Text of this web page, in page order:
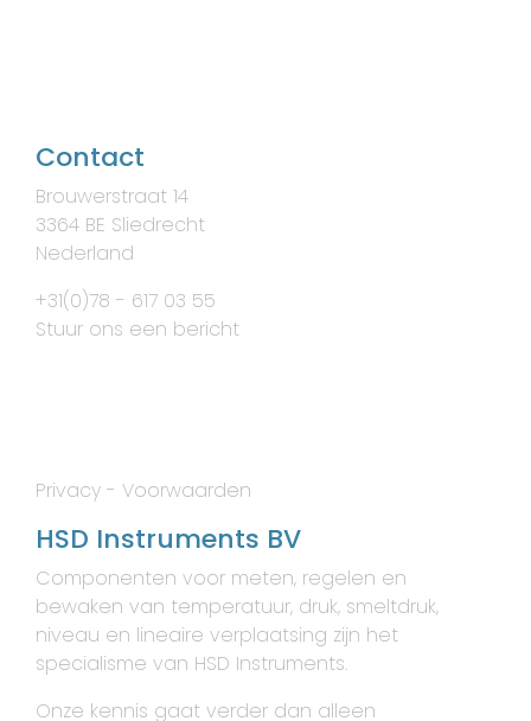
Contact
Brouwerstraat 14
3364 BE Sliedrecht
Nederland
+31(0)78 - 617 03 55
Stuur ons een bericht
Privacy - Voorwaarden
HSD Instruments BV
Componenten voor meten, regelen en
bewaken van temperatuur, druk, smeltdruk,
niveau en lineaire verplaatsing zijn het
specialisme van HSD Instruments.
Onze kennis gaat verder dan alleen